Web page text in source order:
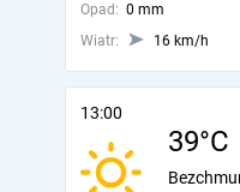
Opad: 0 mm
Wiatr:
16 km/h
13:00
39°C